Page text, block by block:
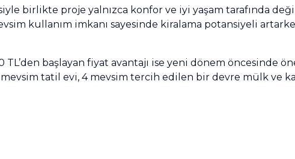
birlikte proje yalnızca konfor ve iyi yaşam tarafında
kullanım imkanı sayesinde kiralama potansiyeli
TL’den başlayan fiyat avantajı ise yeni dönem öncesinde
mevsim tatil evi, 4 mevsim tercih edilen bir devre mülk ve